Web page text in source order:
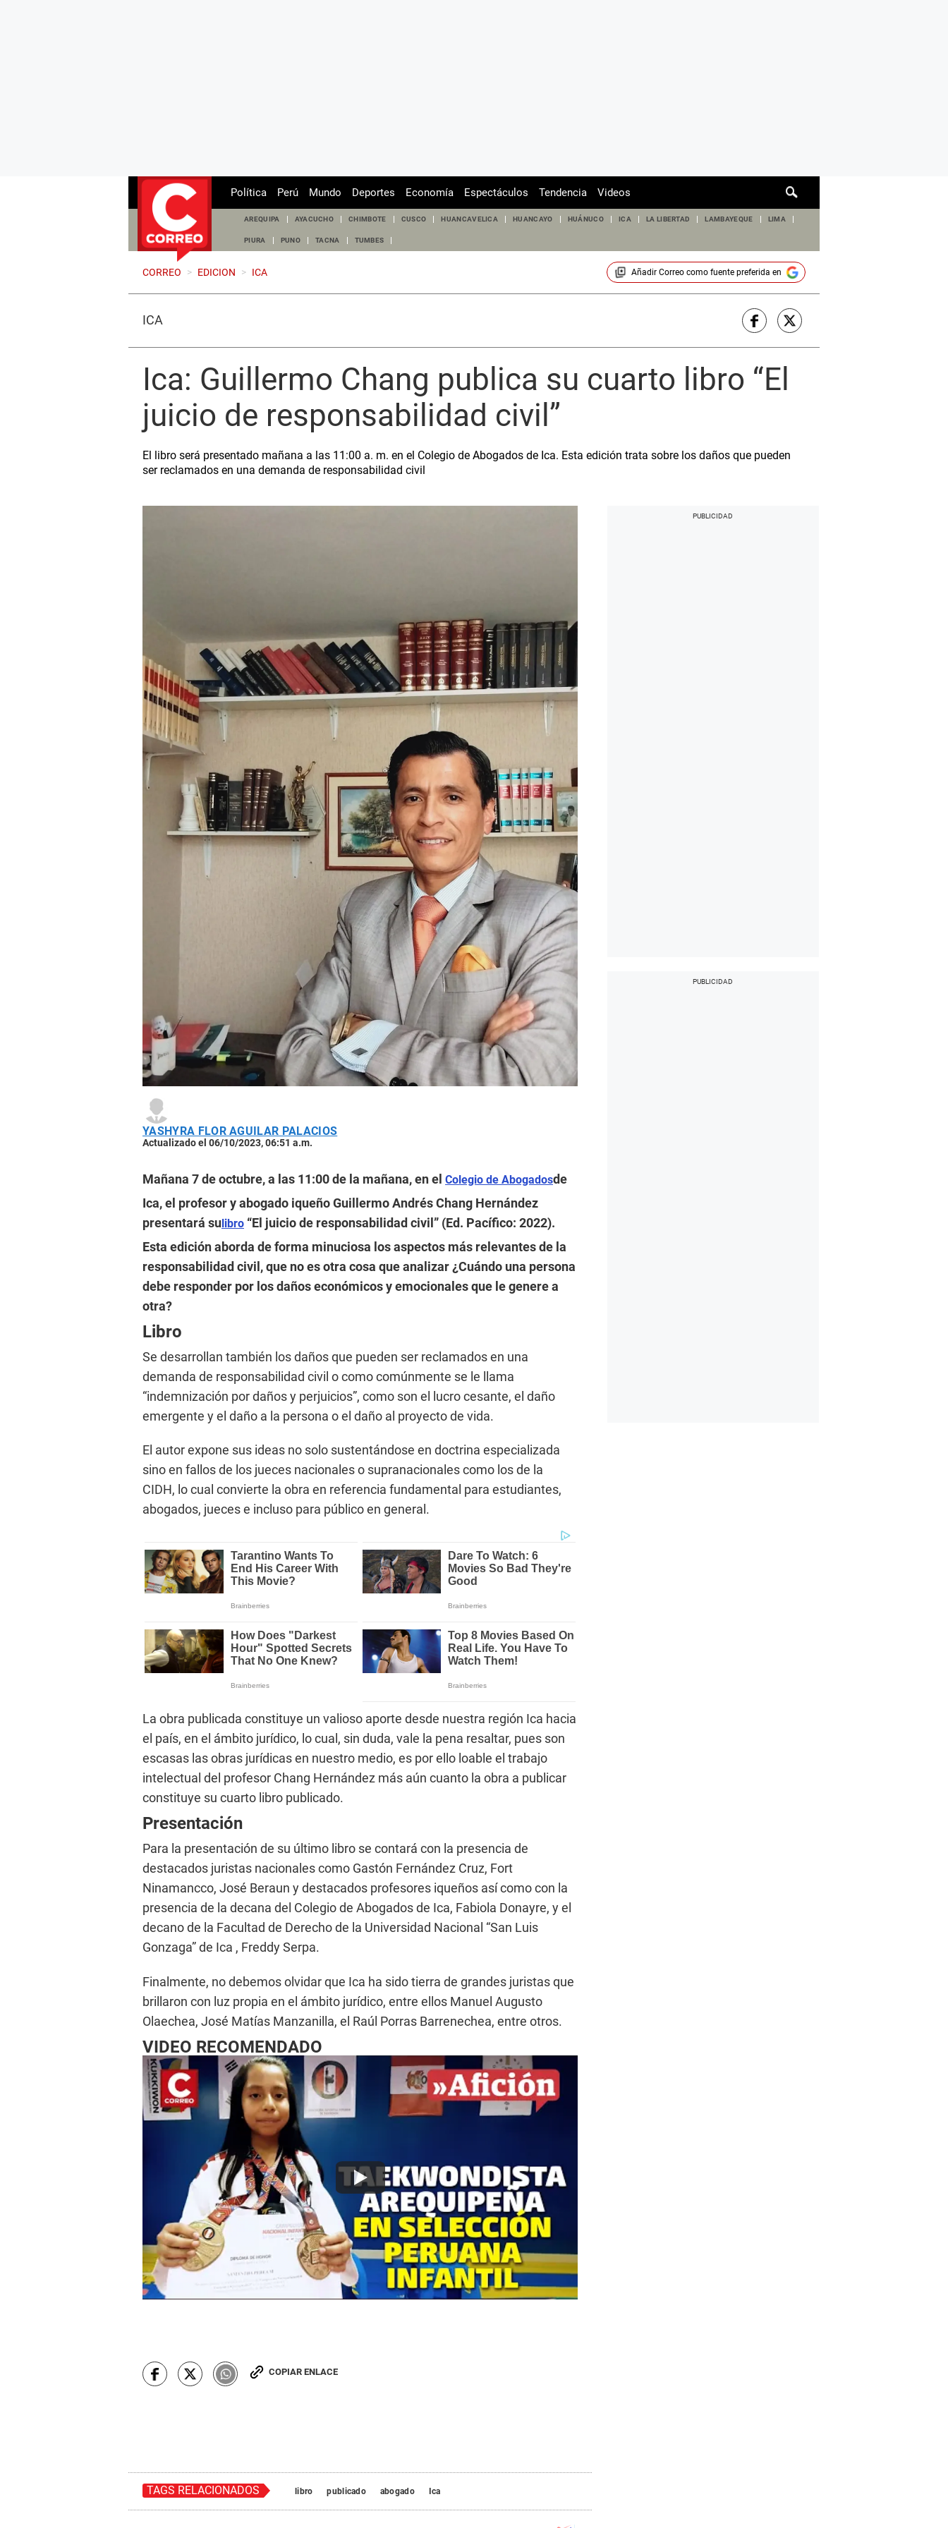
de
Política Perú Mundo Deportes Economía Espectáculos Tendencia Videos
AREQUIPA AYACUCHO CHIMBOTE CUSCO HUANCAVELICA HUANCAYO HUÁNUCO ICA LA LIBERTAD LAMBAYEQUE LIMA
PIURA PUNO TACNA TUMBES
CORREO > EDICION > ICA Añadir Correocomo fuente preferida en
ICA
Ica: Guillermo Chang publica su cuarto libro “El
juicio de responsabilidad civil”
El libro será presentado mañana a las 11:00 a. m. en el Colegio de Abogados de Ica. Esta edición trata sobre los daños que pueden
ser reclamados en una demanda de responsabilidad civil
YASHYRA FLOR AGUILAR PALACIOS
Actualizado el 06/10/2023, 06:51 a.m.
Mañana 7 de octubre, a las 11:00 de la mañana, en el Colegio de Abogadosde
Ica, el profesor y abogado iqueño Guillermo Andrés Chang Hernández
presentará sulibro “El juicio de responsabilidad civil” (Ed. Pacífico: 2022).
Esta edición aborda de forma minuciosa los aspectos más relevantes de la
responsabilidad civil, que no es otra cosa que analizar ¿Cuándo una persona
debe responder por los daños económicos y emocionales que le genere a
otra?
Libro
Se desarrollan también los daños que pueden ser reclamados en una
demanda de responsabilidad civil o como comúnmente se le llama
“indemnización por daños y perjuicios”, como son el lucro cesante, el daño
emergente y el daño a la persona o el daño al proyecto de vida.
El autor expone sus ideas no solo sustentándose en doctrina especializada
sino en fallos de los jueces nacionales o supranacionales como los de la
CIDH, lo cual convierte la obra en referencia fundamental para estudiantes,
abogados, jueces e incluso para público en general.
La obra publicada constituye un valioso aporte desde nuestra región Ica hacia
el país, en el ámbito jurídico, lo cual, sin duda, vale la pena resaltar, pues son
escasas las obras jurídicas en nuestro medio, es por ello loable el trabajo
intelectual del profesor Chang Hernández más aún cuanto la obra a publicar
constituye su cuarto libro publicado.
Presentación
Para la presentación de su último libro se contará con la presencia de
destacados juristas nacionales como Gastón Fernández Cruz, Fort
Ninamancco, José Beraun y destacados profesores iqueños así como con la
presencia de la decana del Colegio de Abogados de Ica, Fabiola Donayre, y el
decano de la Facultad de Derecho de la Universidad Nacional “San Luis
Gonzaga” de Ica , Freddy Serpa.
Finalmente, no debemos olvidar que Ica ha sido tierra de grandes juristas que
brillaron con luz propia en el ámbito jurídico, entre ellos Manuel Augusto
Olaechea, José Matías Manzanilla, el Raúl Porras Barrenechea, entre otros.
VIDEO RECOMENDADO
COPIAR ENLACE
TAGS RELACIONADOS libro publicado abogado Ica